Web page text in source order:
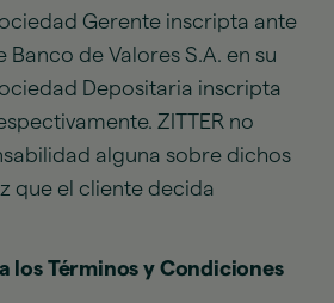
Gerente inscripta ante
Banco de Valores S.A. en su
Depositaria inscripta
ZITTER no
alguna sobre dichos
que el cliente decida
los Términos y Condiciones